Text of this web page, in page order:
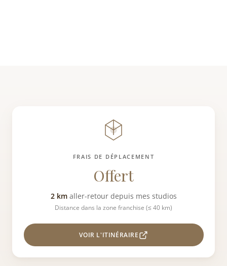
FRAIS DE DÉPLACEMENT
Offert
2 kmaller-retour depuis mes studios
Distance dans la zone franchise (≤ 40 km)
VOIR L'ITINÉRAIRE